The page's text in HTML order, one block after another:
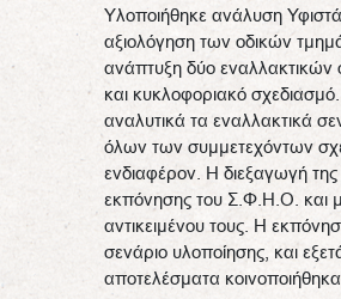
Υλοποιήθηκε ανάλυση
αξιολόγηση των οδικών
ανάπτυξη δύο
και κυκλοφοριακό
αναλυτικά τα εναλλακτικά
όλων των συμμετεχόντων
ενδιαφέρον. Η διεξαγωγή της
εκπόνησης του Σ.Φ.Η.Ο. και με
αντικειμένου τους. Η
σενάριο υλοποίησης, και
αποτελέσματα